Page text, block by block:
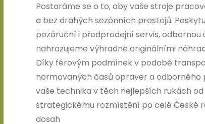
Postaráme se o to, aby vaše stroje
a bez drahých sezónních prostojů.
pozáruční i předprodejní servis,
nahrazujeme výhradně originálními
Díky férovým podmínek v podobě
normovaných časů opraver a odborného
vaše technika v těch nejlepších rukách
strategickému rozmístění po celé České
dosah